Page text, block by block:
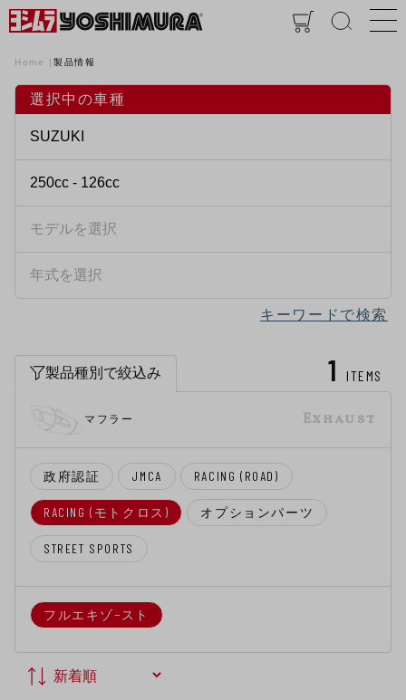
Home 製品情報
選択中の車種
キーワードで検索
1 ITEMS
製品種別で絞込み
Exhaust
マフラー
政府認証 JMCA RACING (ROAD)
RACING (モトクロス) オプションパーツ
STREET SPORTS
フルエキゾ−スト